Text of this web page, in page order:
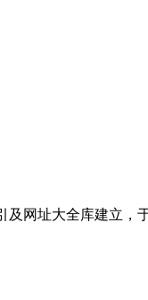
网址大全库建立